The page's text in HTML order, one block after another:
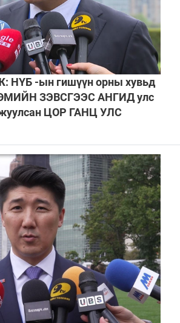
-ын гишүүн орны хувьд
ЗЭВСГЭЭС АНГИД улс
ЦОР ГАНЦ УЛС